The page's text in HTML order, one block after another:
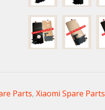
Parts, Xiaomi Spare Parts